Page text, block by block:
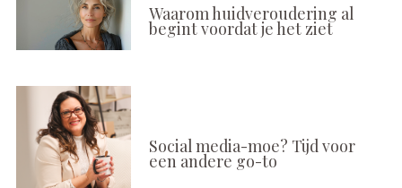
Waarom huidveroudering al
begint voordat je het ziet
Social media-moe? Tijd voor
een andere go-to